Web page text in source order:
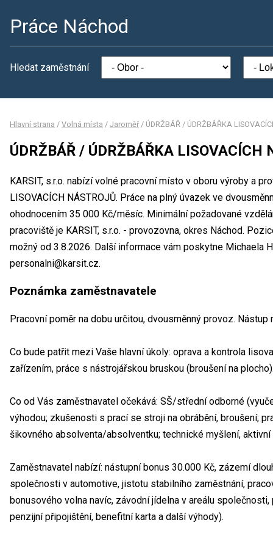
Práce Náchod
Hledat zaměstnání
Hlavní strana / Volná místa / Jaroměř / ÚDRŽBÁŘ / ÚDRŽBÁŘKA
ÚDRŽBÁŘ / ÚDRŽBÁŘKA LISOVACÍCH
KARSIT, s.r.o. nabízí volné pracovní místo v oboru výroby a
LISOVACÍCH NÁSTROJŮ. Práce na plný úvazek ve
ohodnocením 35 000 Kč/měsíc. Minimální požadované
pracoviště je KARSIT, s.r.o. - provozovna, okres Náchod.
možný od 3.8.2026. Další informace vám poskytne Michaela
personalni@karsit.cz.
Poznámka zaměstnavatele
Pracovní poměr na dobu určitou, dvousměnný provoz.
Co bude patřit mezi Vaše hlavní úkoly: oprava a kontrola
zařízením, práce s nástrojářskou bruskou (broušení na
Co od Vás zaměstnavatel očekává: SŠ/střední odborné
výhodou; zkušenosti s prací se stroji na obrábění, broušení;
šikovného absolventa/absolventku; technické myšlení,
Zaměstnavatel nabízí: nástupní bonus 30.000 Kč, zázemí
společnosti v automotive, jistotu stabilního zaměstnání,
bonusového volna navíc, závodní jídelna v areálu
penzijní připojištění, benefitní karta a další výhody).